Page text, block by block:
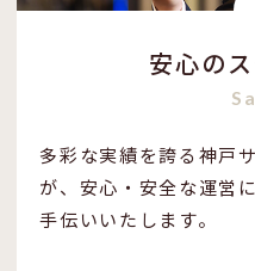
安心の
多彩な実績を誇る神戸
が、安心・安全な運営
手伝いいたします。